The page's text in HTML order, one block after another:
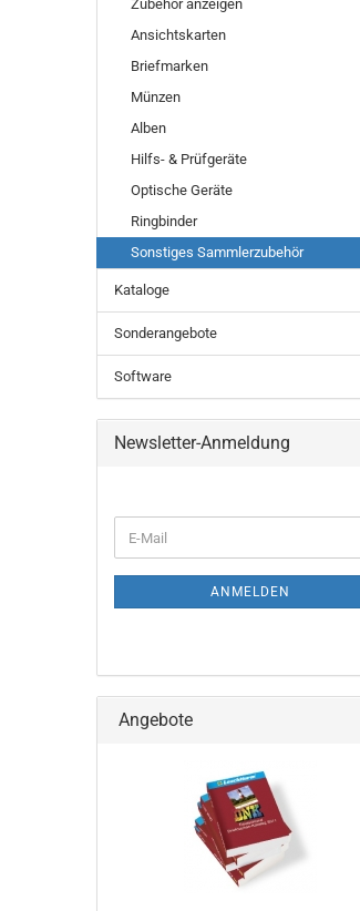
Zubehör anzeigen
Ansichtskarten
Briefmarken
Münzen
Alben
Hilfs- & Prüfgeräte
Optische Geräte
Ringbinder
Sonstiges Sammlerzubehör
Kataloge
Sonderangebote
Software
Newsletter-Anmeldung
ZUR
E-
Mail
ANMELDEN
Angebote